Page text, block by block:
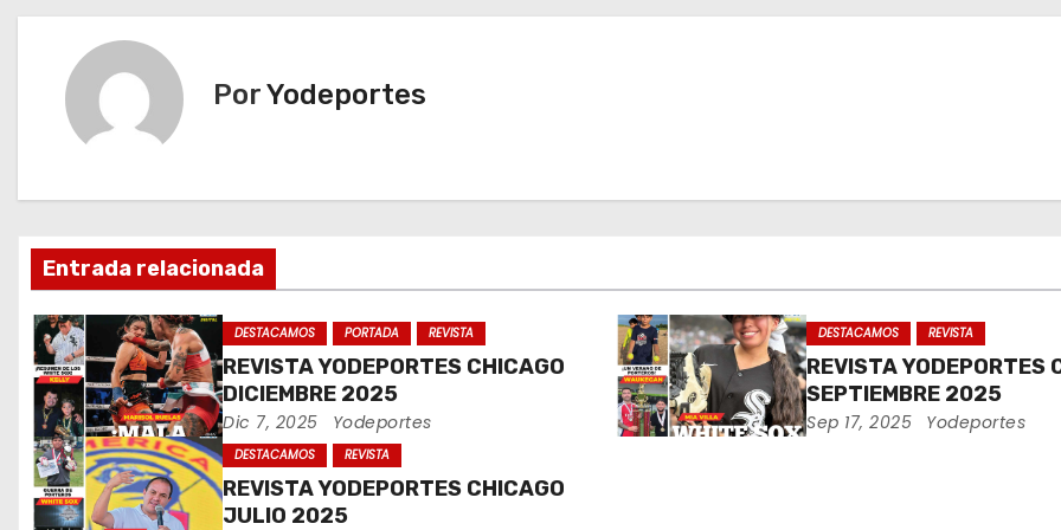
c
i
ó
n
d
e
PorYodeportes
Entrada relacionada
DESTACAMOS PORTADA REVISTA
REVISTA YODEPORTES CHICAGO
DICIEMBRE 2025
Dic 7, 2025 Yodeportes
DESTACAMOS REVISTA
REVISTA YODEPORTES
SEPTIEMBRE 2025
Sep 17, 2025 Yodeportes
DESTACAMOS REVISTA
REVISTA YODEPORTES CHICAGO
JULIO 2025